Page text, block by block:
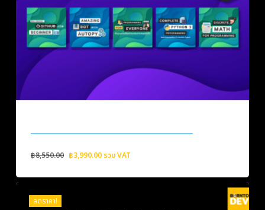
฿8,550.00 Original
was:
฿3,990.00Current
is:
รวม VAT
ลดราคา!